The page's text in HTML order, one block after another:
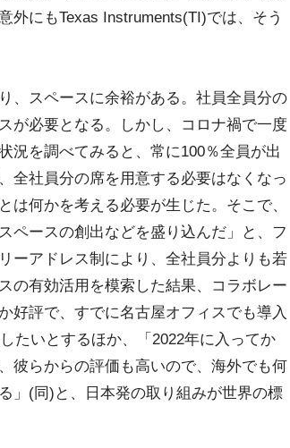
外にもTexas Instruments(TI)では、そう
、スペースに余裕がある。社員全員分の
が必要となる。しかし、コロナ禍で一度
況を調べてみると、常に100％全員が出
全社員分の席を用意する必要はなくなっ
何かを考える必要が生じた。そこで、
ペースの創出などを盛り込んだ」と、フ
ーアドレス制により、全社員分よりも若
の有効活用を模索した結果、コラボレー
好評で、すでに名古屋オフィスでも導入
たいとするほか、「2022年に入ってか
彼らからの評価も高いので、海外でも何
」(同)と、日本発の取り組みが世界の標